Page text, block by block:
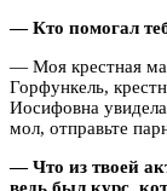
— Кто помогал
— Моя крестная
Горфункель,
Иосифовна
мол, отправьте
— Что из твоей